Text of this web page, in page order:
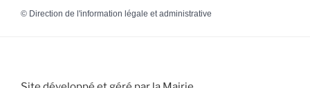
© Direction de l'information légale et administrative